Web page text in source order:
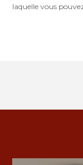
laquelle vous